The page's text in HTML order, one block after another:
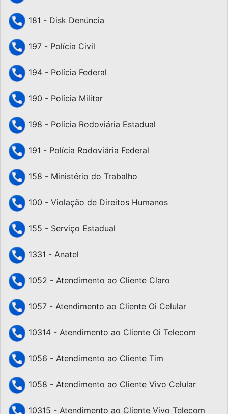
181 - Disk Denúncia
197 - Polícia Civil
194 - Polícia Federal
190 - Polícia Militar
198 - Polícia Rodoviária Estadual
191 - Polícia Rodoviária Federal
158 - Ministério do Trabalho
100 - Violação de Direitos Humanos
155 - Serviço Estadual
1331 - Anatel
1052 - Atendimento ao Cliente Claro
1057 - Atendimento ao Cliente Oi Celular
10314 - Atendimento ao Cliente Oi Telecom
1056 - Atendimento ao Cliente Tim
1058 - Atendimento ao Cliente Vivo Celular
10315 - Atendimento ao Cliente Vivo Telecom